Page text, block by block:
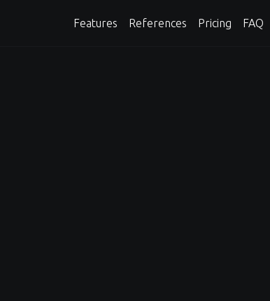
Features References Pricing FAQ